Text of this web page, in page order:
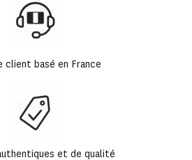
client basé en France
et de qualité